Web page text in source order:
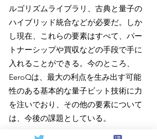
ルゴリズムライブラリ、古典と量子の
ハイブリッド統合などが必要だ。しか
し現在、これらの要素はすべて、パー
トナーシップや買収などの手段で手に
入れることができる。今のところ、
EeroQは、最大の利点を生み出す可能
性のある基本的な量子ビット技術に力
を注いでおり、その他の要素について
は、今後の課題としている。